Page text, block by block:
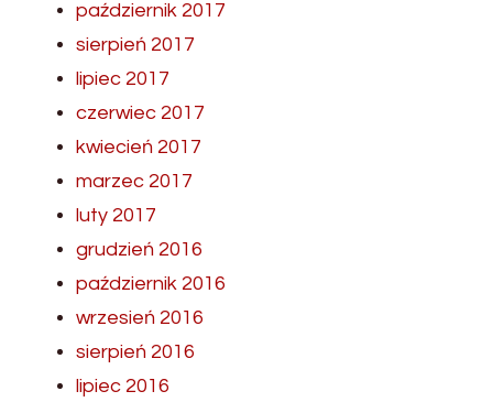
październik 2017
sierpień 2017
lipiec 2017
czerwiec 2017
kwiecień 2017
marzec 2017
luty 2017
grudzień 2016
październik 2016
wrzesień 2016
sierpień 2016
lipiec 2016